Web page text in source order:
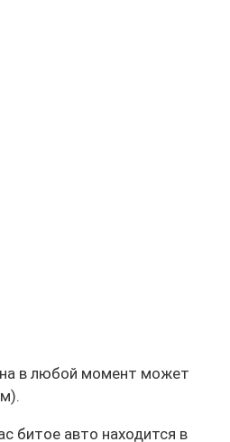
в любой момент может
битое авто находится в